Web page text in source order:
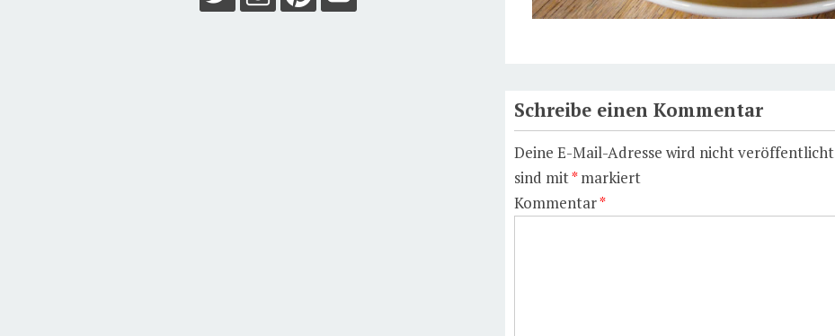
Schreibe einen Kommentar
Deine E-Mail-Adresse wird nicht
sind mit*markiert
Kommentar*